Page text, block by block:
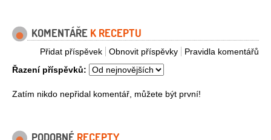
KOMENTÁŘE K RECEPTU
Pravidla komentářů
Obnovit příspěvky
Přidat příspěvek
Řazení příspěvků:
Zatím nikdo nepřidal komentář, můžete být první!
PODOBNÉ RECEPTY